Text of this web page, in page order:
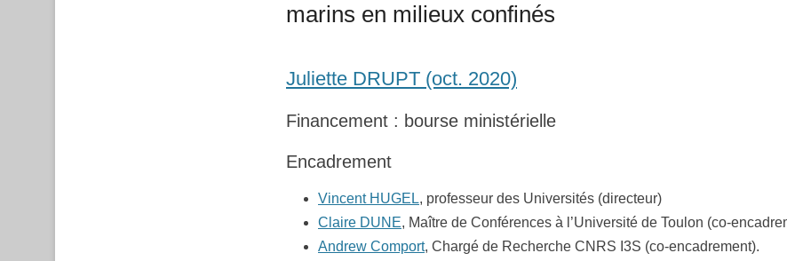
marins en milieux confinés
Juliette DRUPT (oct. 2020)
Financement : bourse ministérielle
Encadrement
Vincent HUGEL, professeur des Universités (directeur)
Claire DUNE, Maître de Conférences à l’Université de Toulon (co-
Andrew Comport, Chargé de Recherche CNRS I3S (co-encadrement).